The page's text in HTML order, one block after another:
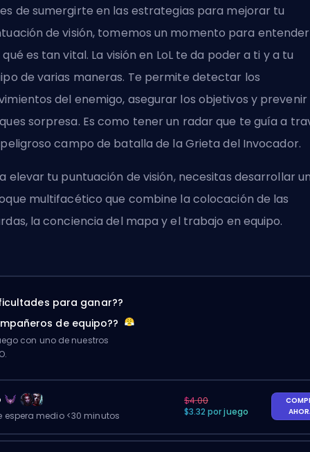
de sumergirte en las estrategias para mejorar tu
de visión, tomemos un momento para entender
es tan vital. La visión en LoL te da poder a ti y a tu
de varias maneras. Te permite detectar los
del enemigo, asegurar los objetivos y prevenir
sorpresa. Es como tener un radar que te guía a
campo de batalla de la Grieta del Invocador.
elevar tu puntuación de visión, necesitas desarrollar un
multifacético que combine la colocación de las
la conciencia del mapa y el trabajo en equipo.
para ganar??
de equipo??
con uno de nuestros
espera medio <30 minutos
$4.00
$3.32 por juego